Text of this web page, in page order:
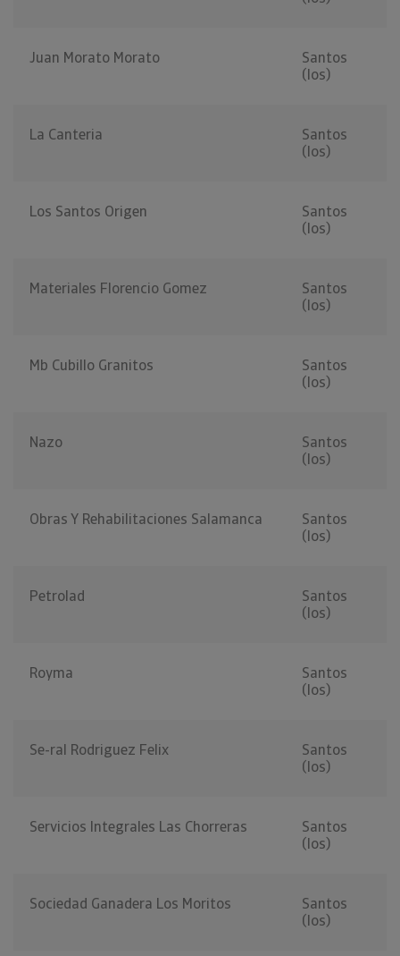
Juan Morato Morato
Santos
(los)
La Canteria
Santos
(los)
Los Santos Origen
Santos
(los)
Materiales Florencio Gomez
Santos
(los)
Mb Cubillo Granitos
Santos
(los)
Nazo
Santos
(los)
Obras Y Rehabilitaciones Salamanca
Santos
(los)
Petrolad
Santos
(los)
Royma
Santos
(los)
Se-ral Rodriguez Felix
Santos
(los)
Servicios Integrales Las Chorreras
Santos
(los)
Sociedad Ganadera Los Moritos
Santos
(los)